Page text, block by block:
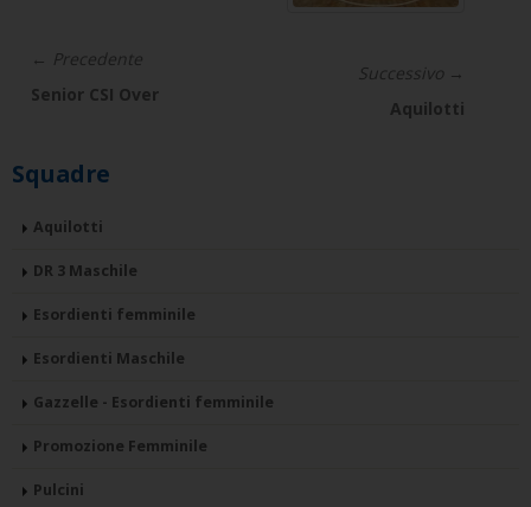
← Precedente
Senior CSI Over
Successivo →
Aquilotti
Squadre
Aquilotti
DR 3 Maschile
Esordienti femminile
Esordienti Maschile
Gazzelle - Esordienti femminile
Promozione Femminile
Pulcini